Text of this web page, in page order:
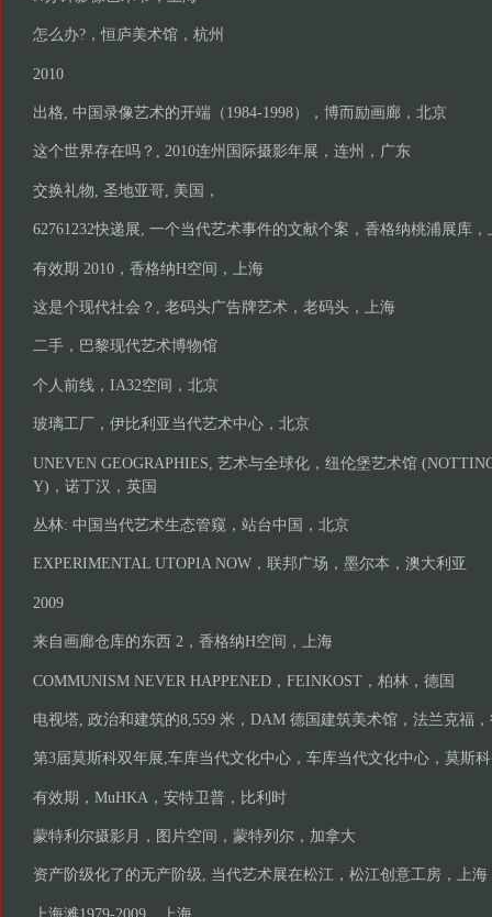
怎么办?，恒庐美术馆，杭州
2010
出格, 中国录像艺术的开端（1984-1998），博而励画廊，北京
这个世界存在吗？, 2010连州国际摄影年展，连州，广东
交换礼物, 圣地亚哥, 美国，
62761232快递展, 一个当代艺术事件的文献个案，香格纳桃浦展库，
有效期 2010，香格纳H空间，上海
这是个现代社会？, 老码头广告牌艺术，老码头，上海
二手，巴黎现代艺术博物馆
个人前线，IA32空间，北京
玻璃工厂，伊比利亚当代艺术中心，北京
UNEVEN GEOGRAPHIES, 艺术与全球化，纽伦堡艺术馆
Y)，诺丁汉，英国
丛林: 中国当代艺术生态管窥，站台中国，北京
EXPERIMENTAL UTOPIA NOW，联邦广场，墨尔本，澳大利亚
2009
来自画廊仓库的东西 2，香格纳H空间，上海
COMMUNISM NEVER HAPPENED，FEINKOST，柏林，德国
电视塔, 政治和建筑的8,559 米，DAM 德国建筑美术馆，法兰克福
第3届莫斯科双年展,车库当代文化中心，车库当代文化中心，莫斯
有效期，MuHKA，安特卫普，比利时
蒙特利尔摄影月，图片空间，蒙特列尔，加拿大
资产阶级化了的无产阶级, 当代艺术展在松江，松江创意工房，上海